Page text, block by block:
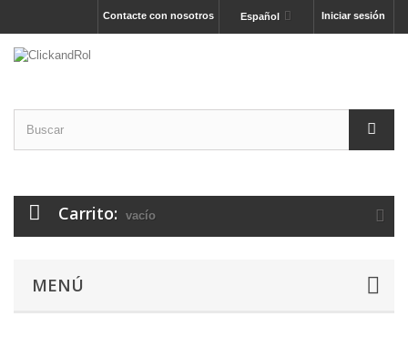
Iniciar sesión
Español
Contacte con nosotros
Carrito: vacío
MENÚ